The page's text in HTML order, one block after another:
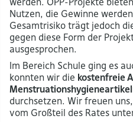
Nutzen, die Gewinne
Gesamtrisiko trägt jedoch
gegen diese Form der
ausgesprochen.
Im Bereich Schule ging es
konnten wir die kostenfreie
durchsetzen. Wir freuen
vom Großteil des Rates